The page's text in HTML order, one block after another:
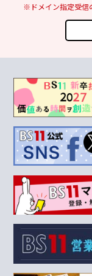
※ドメイン指定受信